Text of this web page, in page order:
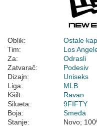
Oblik:
Ostale
Tim:
Los
Za:
Odrasli
Zatvarač:
Podesiv
Dizajn:
Uniseks
Liga:
MLB
Kšilt:
Ravan
Silueta:
9FIFTY
Boja:
Smeđa
Stanje:
Novo;